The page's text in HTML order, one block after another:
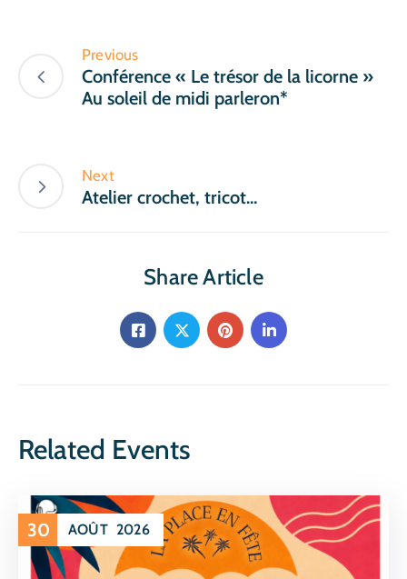
Previous
Conférence « Le trésor de la licorne »
Au soleil de midi parleron*
Next
Atelier crochet, tricot…
Share Article
Related Events
30 AOÛT 2026